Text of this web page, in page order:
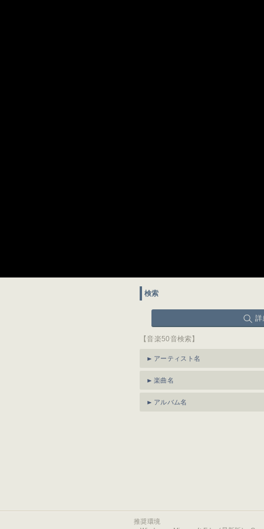
検索
詳
【音楽50音検索】
アーティスト名
楽曲名
アルバム名
推奨環境